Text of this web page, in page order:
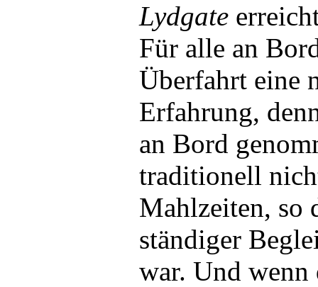
Lydgate
Für alle an
Überfahrt eine
Erfahrung,
an Bord
traditionell
Mahlzeiten, so
ständiger
war. Und wenn